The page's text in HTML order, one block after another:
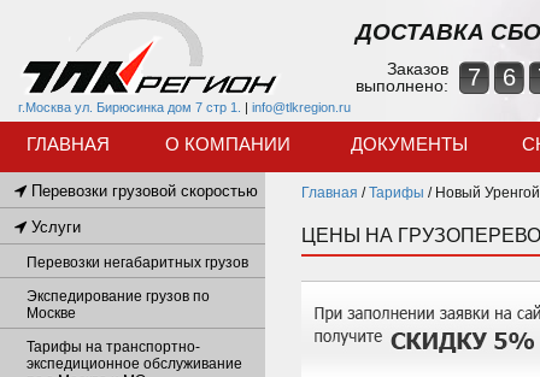
г.Москва ул. Бирюсинка дом 7 стр 1. | info@tlkregion.ru
ДОСТАВКА
Заказов
выполнено:
7 6
ГЛАВНАЯ О КОМПАНИИ ДОКУМЕНТЫ
Главная /Тарифы / Новый
ЦЕНЫ НА
Перевозки грузовой скоростью
Услуги
Перевозки негабаритных грузов
Экспедирование грузов по
Москве
Тарифы на транспортно-
экспедиционное обслуживание